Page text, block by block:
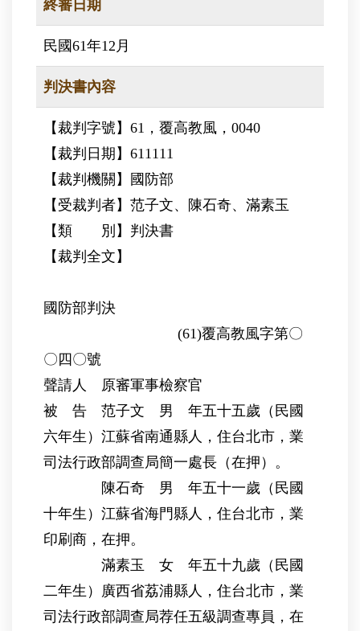
終審日期
民國61年12月
判決書內容
【裁判字號】61，覆高教風，0040
【裁判日期】611111
【裁判機關】國防部
【受裁判者】范子文、陳石奇、滿素玉
【類 別】判決書
【裁判全文】
國防部判決
(61)覆高教風字第〇
〇四〇號
聲請人 原審軍事檢察官
被 告 范子文 男 年五十五歲（民國
六年生）江蘇省南通縣人，住台北市，業
司法行政部調查局簡一處長（在押）。
陳石奇 男 年五十一歲（民國
十年生）江蘇省海門縣人，住台北市，業
印刷商，在押。
滿素玉 女 年五十九歲（民國
二年生）廣西省荔浦縣人，住台北市，業
司法行政部調查局荐任五級調查專員，在